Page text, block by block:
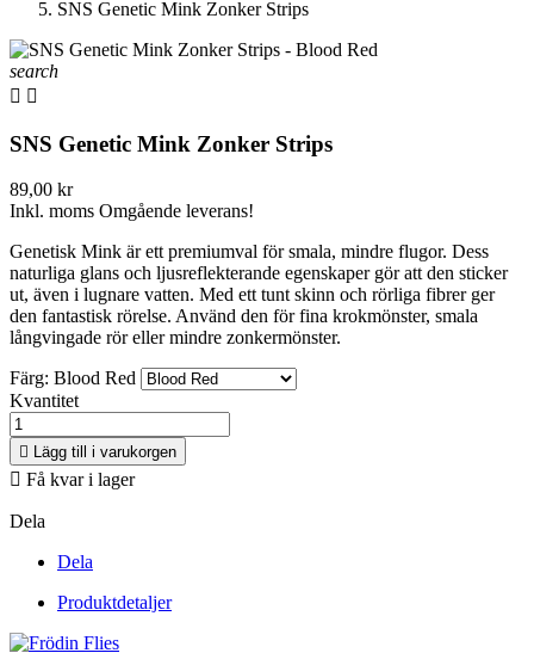
SNS Genetic Mink Zonker Strips
search
 
SNS Genetic Mink Zonker Strips
89,00 kr
Inkl. moms Omgående leverans!
Genetisk Mink är ett premiumval för smala, mindre flugor. Dess
naturliga glans och ljusreflekterande egenskaper gör att den sticker
ut, även i lugnare vatten. Med ett tunt skinn och rörliga fibrer ger
den fantastisk rörelse. Använd den för fina krokmönster, smala
långvingade rör eller mindre zonkermönster.
Färg: Blood Red
Kvantitet
 Lägg till i varukorgen
 Få kvar i lager
Dela
Dela
Produktdetaljer